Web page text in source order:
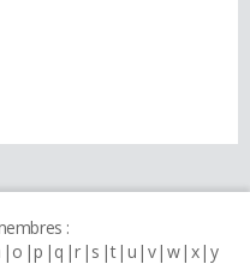
:
o p q r s t u v w x y